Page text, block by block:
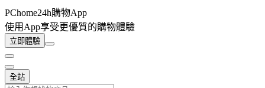
PChome24h購物App
使用App享受更優質的購物體驗
立即體驗
全站